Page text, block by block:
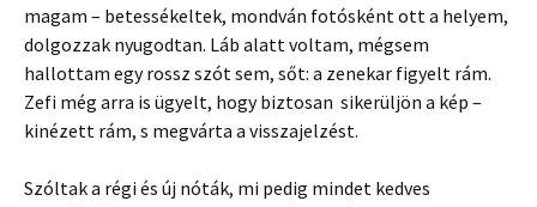
magam – betessékeltek, mondván fotósként ott a helyem,
dolgozzak nyugodtan. Láb alatt voltam, mégsem
hallottam egy rossz szót sem, sőt: a zenekar figyelt rám.
Zefi még arra is ügyelt, hogy biztosan sikerüljön a kép –
kinézett rám, s megvárta a visszajelzést.
Szóltak a régi és új nóták, mi pedig mindet kedves